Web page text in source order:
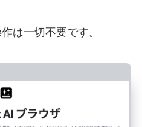
は一切不要です。